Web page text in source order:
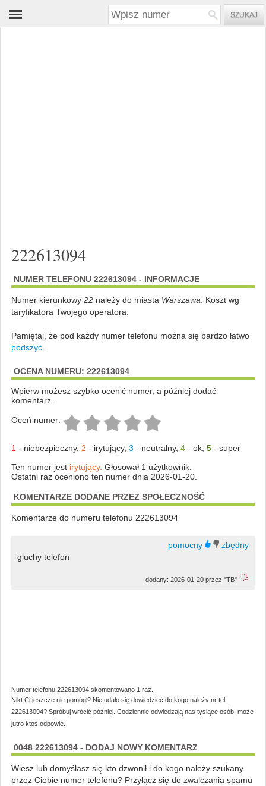
222613094
NUMER TELEFONU 222613094 - INFORMACJE
Numer kierunkowy 22należy do miasta Warszawa . Koszt wg
taryfikatora Twojego operatora.
Pamiętaj, że pod każdy numer telefonu można się bardzo łatwo
podszyć.
OCENA NUMERU: 222613094
Wpierw możesz szybko ocenić numer, a później dodać
komentarz.
Oceń numer:
1 - niebezpieczny, 2 - irytujący, 3 - neutralny, 4- ok, 5- super
Ten numer jest irytujący. Głosował 1 użytkownik.
Ostatni raz oceniono ten numer dnia 2026-01-20.
KOMENTARZE DODANE PRZEZ SPOŁECZNOŚĆ
Komentarze do numeru telefonu 222613094
gluchy telefon
dodany: 2026-01-20 przez "TB"
Numer telefonu 222613094 skomentowano 1 raz.
Nikt Ci jeszcze nie pomógł? Nie udało się dowiedzieć do kogo należy nr tel.
222613094? Spróbuj wrócić później. Codziennie odwiedzają nas tysiące osób, może
jutro ktoś odpowie.
0048 222613094 - DODAJ NOWY KOMENTARZ
Wiesz lub domyślasz się kto dzwonił i do kogo należy szukany
przez Ciebie numer telefonu? Przyłącz się do zwalczania spamu